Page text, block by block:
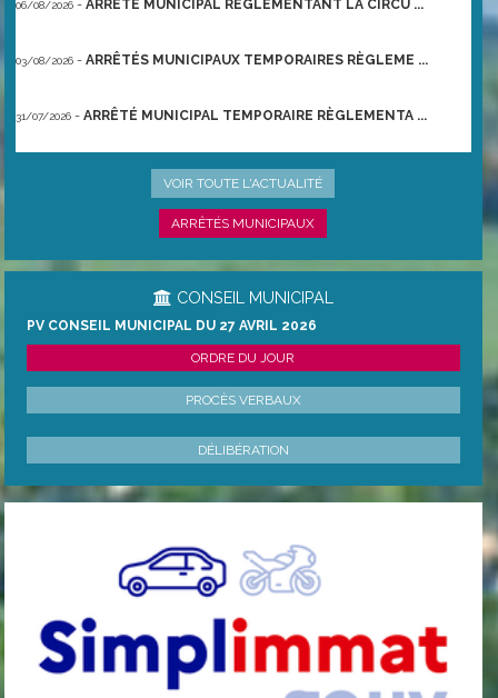
03/08/2026 ARRÊTÉS MUNICIPAUX TEMPORAIRES RÈGLEME ...
31/07/2026 ARRÊTÉ MUNICIPAL TEMPORAIRE RÈGLEMENTA ...
ARRÊTÉ PRÉFECTORAL DU 21/06/2026 TEMPO ...
VOIR TOUTE L'ACTUALITÉ
ARRÊTÉS MUNICIPAUX
CONSEIL MUNICIPAL
PV CONSEIL MUNICIPAL DU 27 AVRIL 2026
ORDRE DU JOUR
PROCÈS VERBAUX
DÉLIBÉRATION